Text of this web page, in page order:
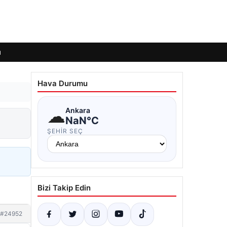
#24952
Hava Durumu
☁Ankara
NaN°C
ŞEHIR SEÇ
Bizi Takip Edin